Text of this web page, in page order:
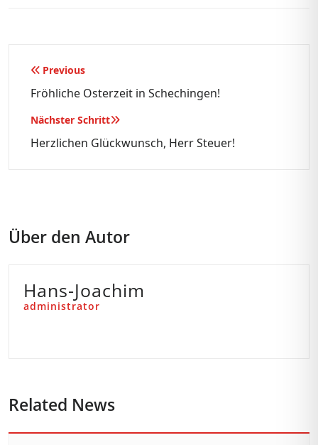
Beitragsnavigation
Previous
Fröhliche Osterzeit in Schechingen!
Nächster Schritt
Herzlichen Glückwunsch, Herr Steuer!
Über den Autor
Hans-Joachim
administrator
Related News